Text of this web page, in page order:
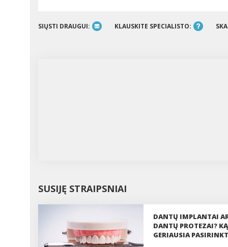
SIŲSTI DRAUGUI: KLAUSKITE SPECIALISTO:
SUSIJĘ STRAIPSNIAI
DANTŲ IMPLANTAI
DANTŲ PROTEZAI? KĄ
GERIAUSIA